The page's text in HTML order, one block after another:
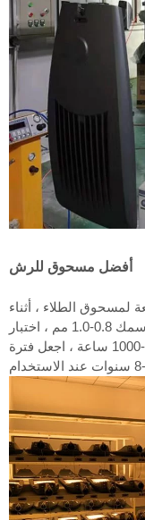
أفضل مسحوق للرش
الطلاء ، أثناء
الضمان لا تتأثر بتبديد بالوعة الحرارة وأفضل سمك 0.8-1.0 مم ، اختبار
رش الملح في الهواء الطلق على مدى 500-1000 ساعة ، اجعل فترة